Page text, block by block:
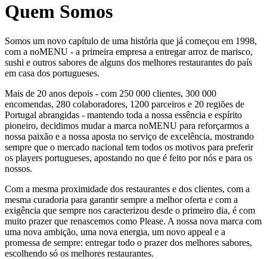
Quem Somos
Somos um novo capítulo de uma história que já começou em 1998,
com a noMENU - a primeira empresa a entregar arroz de marisco,
sushi e outros sabores de alguns dos melhores restaurantes do país
em casa dos portugueses.
Mais de 20 anos depois - com 250 000 clientes, 300 000
encomendas, 280 colaboradores, 1200 parceiros e 20 regiões de
Portugal abrangidas - mantendo toda a nossa essência e espírito
pioneiro, decidimos mudar a marca noMENU para reforçarmos a
nossa paixão e a nossa aposta no serviço de excelência, mostrando
sempre que o mercado nacional tem todos os motivos para preferir
os players portugueses, apostando no que é feito por nós e para os
nossos.
Com a mesma proximidade dos restaurantes e dos clientes, com a
mesma curadoria para garantir sempre a melhor oferta e com a
exigência que sempre nos caracterizou desde o primeiro dia, é com
muito prazer que renascemos como Please. A nossa nova marca com
uma nova ambição, uma nova energia, um novo appeal e a
promessa de sempre: entregar todo o prazer dos melhores sabores,
escolhendo só os melhores restaurantes.